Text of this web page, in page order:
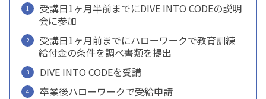
受講日1ヶ月半前までにDIVE INTO CODEの説明
会に参加
受講日1ヶ月前までにハローワークで教育訓練
給付金の条件を調べ書類を提出
DIVE INTO CODEを受講
卒業後ハローワークで受給申請